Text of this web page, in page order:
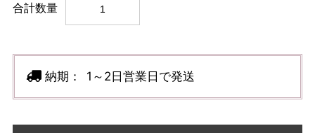
合計数量
納期： 1～2日営業日で発送